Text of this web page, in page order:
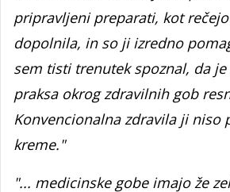
pripravljeni preparati, kot
dopolnila, in so ji izredno
sem tisti trenutek spoznal, da
praksa okrog zdravilnih gob
Konvencionalna zdravila ji niso
kreme."
"... medicinske gobe imajo že